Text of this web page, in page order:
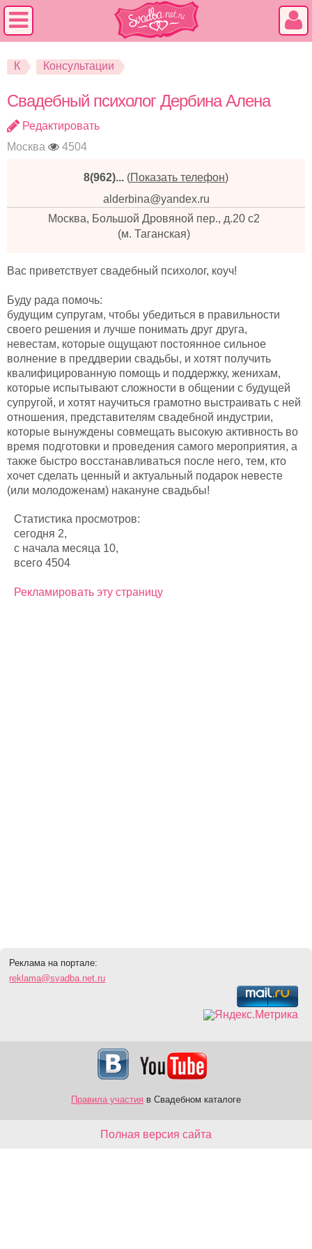
К Консультации
Свадебный психолог Дербина Алена
Редактировать
Москва
4504
8(962)... (Показать телефон)
alderbina@yandex.ru
Москва, Большой Дровяной пер., д.20 с2
(м. Таганская)
Вас приветствует свадебный психолог, коуч!
Буду рада помочь:
будущим супругам, чтобы убедиться в правильности
своего решения и лучше понимать друг друга,
невестам, которые ощущают постоянное сильное
волнение в преддверии свадьбы, и хотят получить
квалифицированную помощь и поддержку, женихам,
которые испытывают сложности в общении с будущей
супругой, и хотят научиться грамотно выстраивать с ней
отношения, представителям свадебной индустрии,
которые вынуждены совмещать высокую активность во
время подготовки и проведения самого мероприятия, а
также быстро восстанавливаться после него, тем, кто
хочет сделать ценный и актуальный подарок невесте
(или молодоженам) накануне свадьбы!
Статистика просмотров:
сегодня 2,
с начала месяца 10,
всего 4504
Рекламировать эту страницу
Реклама на портале:
reklama@svadba.net.ru
Правила участия в Свадебном каталоге
Полная версия сайта